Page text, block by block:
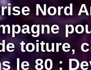
Nord
toiture,
le 80 :